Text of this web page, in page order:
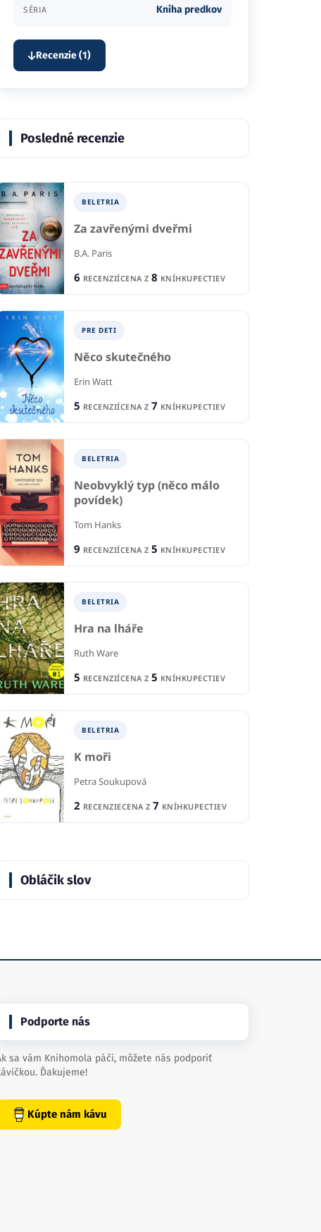
nájde
KNÍHKUPECTIEV
SÉRIA Kniha predkov
Recenzie (1)
Posledné recenzie
BELETRIA
Za zavřenými dveřmi
B.A. Paris
6 RECENZIÍCENA Z 8 KNÍHKUPECTIEV
PRE DETI
Něco skutečného
Erin Watt
5 RECENZIÍCENA Z 7 KNÍHKUPECTIEV
BELETRIA
Neobvyklý typ (něco málo
povídek)
Tom Hanks
9 RECENZIÍCENA Z 5 KNÍHKUPECTIEV
BELETRIA
Hra na lháře
Ruth Ware
5 RECENZIÍCENA Z 5 KNÍHKUPECTIEV
BELETRIA
K moři
Petra Soukupová
2 RECENZIECENA Z 7 KNÍHKUPECTIEV
Obláčik slov
Podporte nás
sa vám Knihomola páči, môžete nás podporiť
Ďakujeme!
Kúpte nám kávu